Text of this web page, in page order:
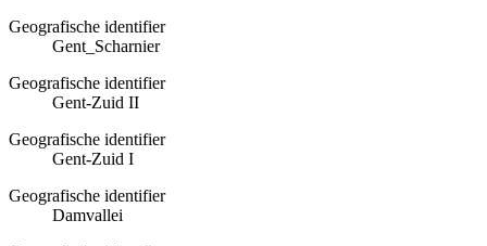
Geografische identifier
Gent_Scharnier
Geografische identifier
Gent-Zuid II
Geografische identifier
Gent-Zuid I
Geografische identifier
Damvallei